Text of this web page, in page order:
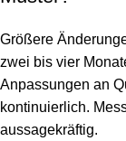
Größere
zwei bis vier
Anpassungen an
kontinuierlich.
aussagekräftig.